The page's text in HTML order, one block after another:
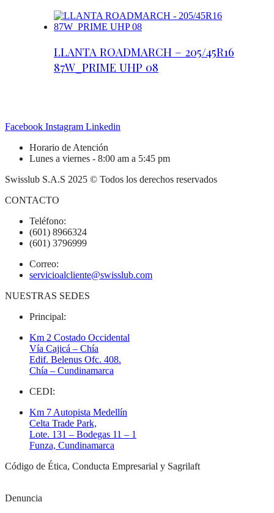
LLANTA ROADMARCH – 205/45R16
87W_PRIME UHP 08
Facebook Instagram Linkedin
Horario de Atención
Lunes a viernes - 8:00 am a 5:45 pm
Swisslub S.A.S 2025 © Todos los derechos reservados
CONTACTO
Teléfono:
(601) 8966324
(601) 3796999
Correo:
servicioalcliente@swisslub.com
NUESTRAS SEDES
Principal:
Km 2 Costado Occidental
Vía Cajicá – Chía
Edif. Belenus Ofc. 408.
Chía – Cundinamarca
CEDI:
Km 7 Autopista Medellín
Celta Trade Park,
Lote. 131 – Bodegas 11 – 1
Funza, Cundinamarca
Código de Ética, Conducta Empresarial y Sagrilaft
Denuncia